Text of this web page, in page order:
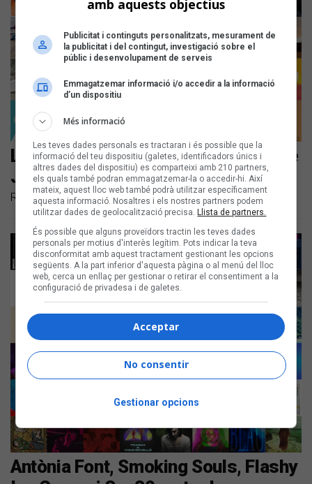
Les noves cançons en català són de
Julieta, Ginestà i Miki Núñez
Repassem els llançaments en català dels darrers dies
Antònia Font, Smoking Souls, Flashy
amb aquests objectius
Publicitat i continguts personalitzats, mesurament de
la publicitat i del contingut, investigació sobre el
públic i desenvolupament de serveis
Emmagatzemar informació i/o accedir a la informació
d’un dispositiu
Més informació
Les teves dades personals es tractaran i és possible que la
informació del teu dispositiu (galetes, identificadors únics i
altres dades del dispositiu) es comparteixi amb 210 partners,
els quals també podran emmagatzemar-la o accedir-hi. Així
mateix, aquest lloc web també podrà utilitzar específicament
aquesta informació. Nosaltres i els nostres partners podem
utilitzar dades de geolocalització precisa.Llista de partners.
És possible que alguns proveïdors tractin les teves dades
personals per motius d'interès legítim. Pots indicar la teva
disconformitat amb aquest tractament gestionant les opcions
següents. A la part inferior d'aquesta pàgina o al menú del lloc
web, cerca un enllaç per gestionar o retirar el consentiment a la
configuració de privadesa i de galetes.
Acceptar
No consentir
Gestionar opcions